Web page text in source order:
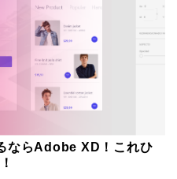
ならAdobe XD！これひ